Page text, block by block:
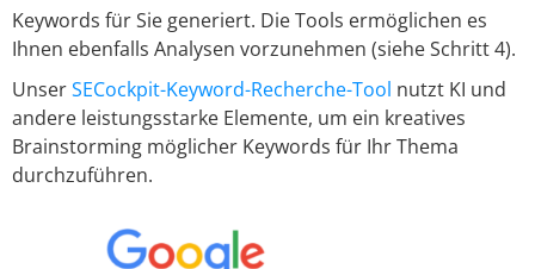
Keywords für Sie generiert. Die Tools ermöglichen es
Ihnen ebenfalls Analysen vorzunehmen (siehe Schritt 4).
UnserSECockpit-Keyword-Recherche-Tool nutzt KI und
andere leistungsstarke Elemente, um ein kreatives
Brainstorming möglicher Keywords für Ihr Thema
durchzuführen.